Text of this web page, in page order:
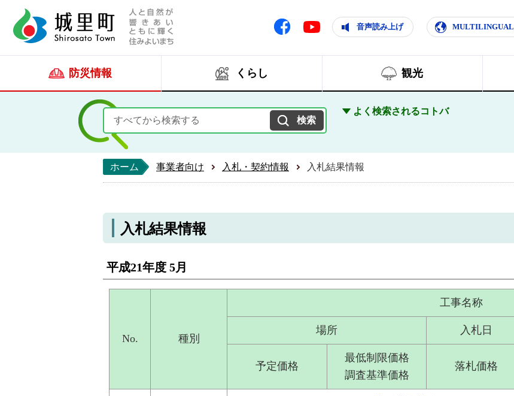
人と自然が響きあいともに輝く住みよいまち
Facebook Youtube 音声読み上げ MULTILINGUAL
防災情報 くらし 観光
よく検索されるコトバ
ホーム 事業者向け 入札・契約情報 入札結果情報
入札結果情報
平成21年度 5月
No. 種別
工事名称
場所 入札日
予定価格
最低制限価格
調査基準価格
落札価格